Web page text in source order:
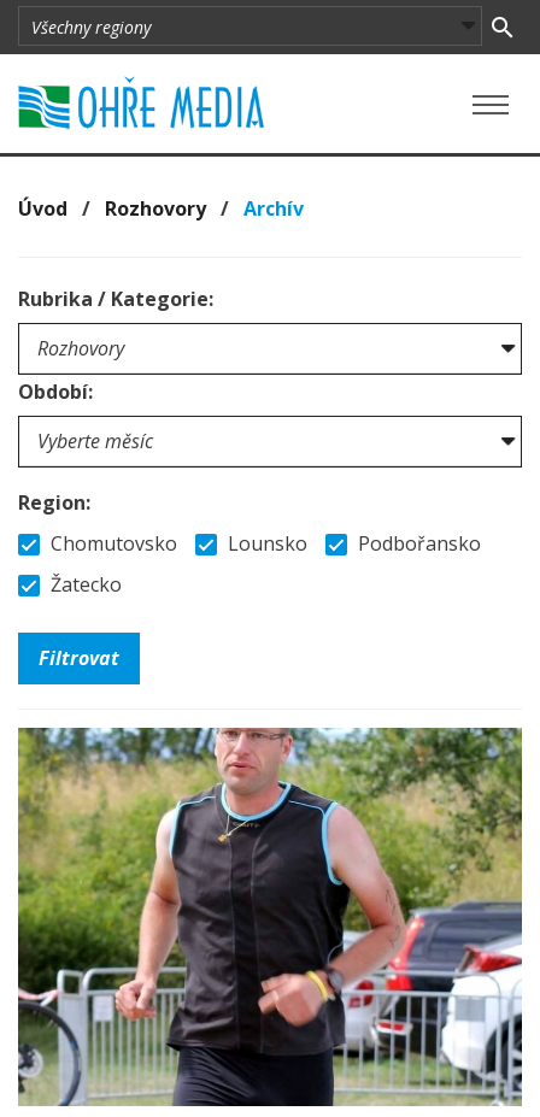
Úvod / Rozhovory/ Archív
Rubrika / Kategorie:
Období:
Region:
Chomutovsko
Lounsko
Podbořansko
Žatecko